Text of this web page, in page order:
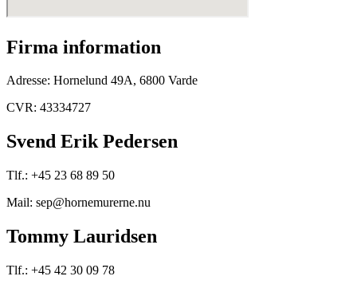
Firma information
Adresse: Hornelund 49A, 6800 Varde
CVR: 43334727
Svend Erik Pedersen
Tlf.: +45 23 68 89 50
Mail: sep@hornemurerne.nu
Tommy Lauridsen
Tlf.: +45 42 30 09 78